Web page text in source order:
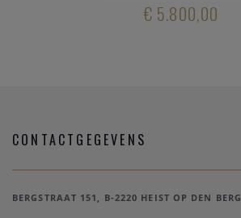
€ 5.800,00
CONTACTGEGEVENS
BERGSTRAAT 151, B-2220 HEIST OP DEN BERG